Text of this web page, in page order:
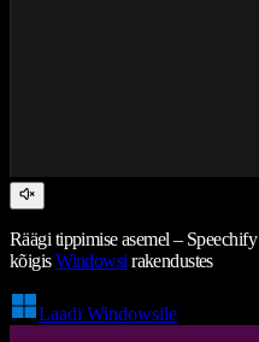
Räägi tippimise asemel –
kõigisWindowsi rakendustes
Laadi Windowsile